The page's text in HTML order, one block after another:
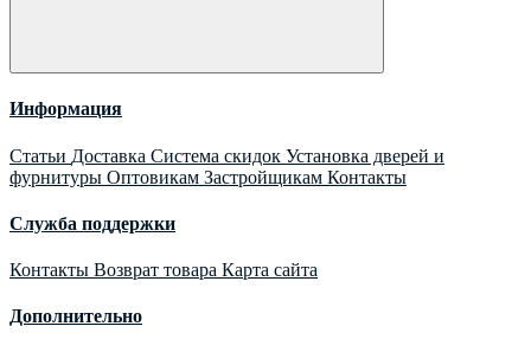
Информация
Статьи Доставка Система скидок Установка дверей и
фурнитуры Оптовикам Застройщикам Контакты
Служба поддержки
Контакты Возврат товара Карта сайта
Дополнительно